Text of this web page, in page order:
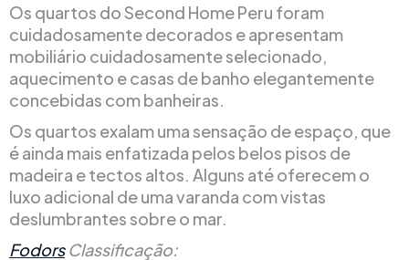
Os quartos do Second Home Peru foram
cuidadosamente decorados e apresentam
mobiliário cuidadosamente selecionado,
aquecimento e casas de banho elegantemente
concebidas com banheiras.
Os quartos exalam uma sensação de espaço, que
é ainda mais enfatizada pelos belos pisos de
madeira e tectos altos. Alguns até oferecem o
luxo adicional de uma varanda com vistas
deslumbrantes sobre o mar.
FodorsClassificação: